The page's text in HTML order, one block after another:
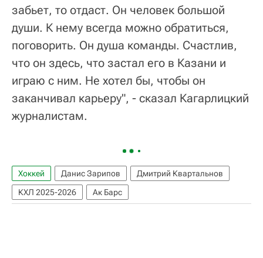
забьет, то отдаст. Он человек большой
души. К нему всегда можно обратиться,
поговорить. Он душа команды. Счастлив,
что он здесь, что застал его в Казани и
играю с ним. Не хотел бы, чтобы он
заканчивал карьеру", - сказал Кагарлицкий
журналистам.
Хоккей Данис Зарипов
Дмитрий Квартальнов
КХЛ 2025-2026
Ак Барс